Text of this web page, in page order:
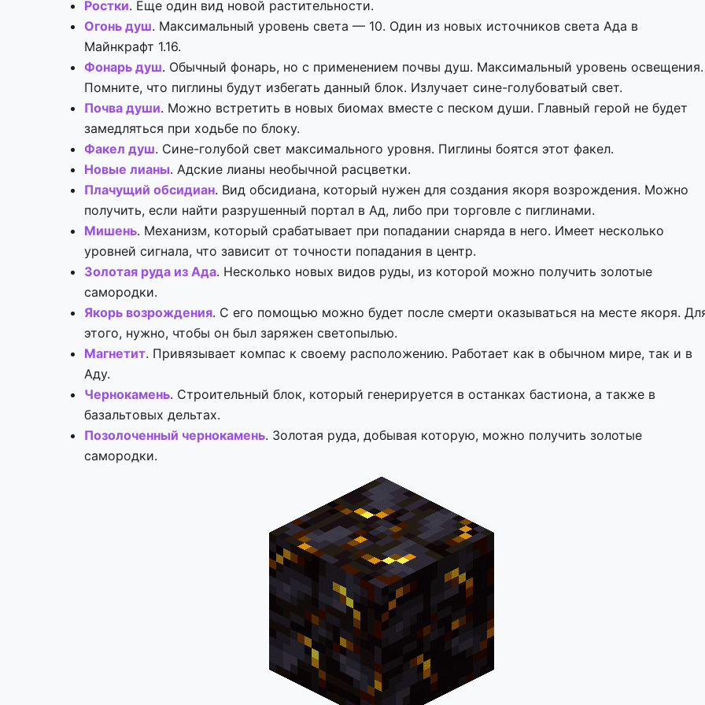
Ростки. Еще один вид новой растительности.
Огонь душ. Максимальный уровень света — 10. Один из новых источников света Ада в
Майнкрафт 1.16.
Фонарь душ. Обычный фонарь, но с применением почвы душ. Максимальный уровень освещения.
Помните, что пиглины будут избегать данный блок. Излучает сине-голубоватый свет.
Почва души. Можно встретить в новых биомах вместе с песком души. Главный герой не будет
замедляться при ходьбе по блоку.
Факел душ. Сине-голубой свет максимального уровня. Пиглины боятся этот факел.
Новые лианы. Адские лианы необычной расцветки.
Плачущий обсидиан. Вид обсидиана, который нужен для создания якоря возрождения. Можно
получить, если найти разрушенный портал в Ад, либо при торговле с пиглинами.
Мишень. Механизм, который срабатывает при попадании снаряда в него. Имеет несколько
уровней сигнала, что зависит от точности попадания в центр.
Золотая руда из Ада. Несколько новых видов руды, из которой можно получить золотые
самородки.
Якорь возрождения. С его помощью можно будет после смерти оказываться на месте якоря.
этого, нужно, чтобы он был заряжен светопылью.
Магнетит. Привязывает компас к своему расположению. Работает как в обычном мире, так и в
Аду.
Чернокамень. Строительный блок, который генерируется в останках бастиона, а также в
базальтовых дельтах.
Позолоченный чернокамень. Золотая руда, добывая которую, можно получить золотые
самородки.